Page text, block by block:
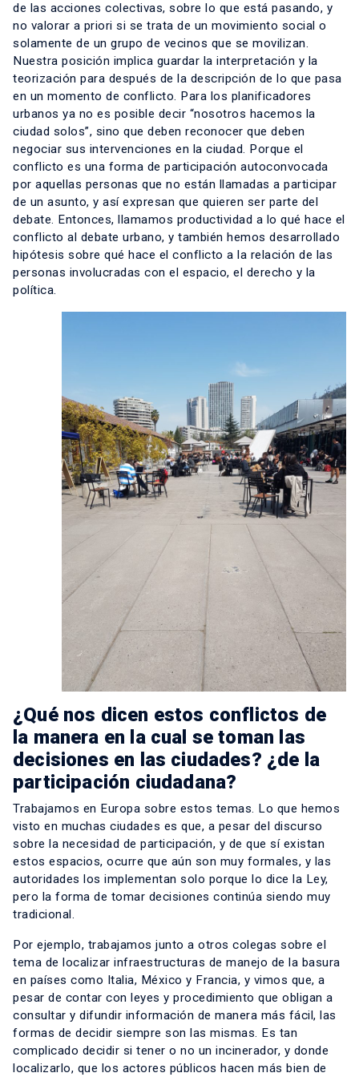
de las acciones colectivas, sobre lo que está pasando, y
no valorar a priori si se trata de un movimiento social o
solamente de un grupo de vecinos que se movilizan.
Nuestra posición implica guardar la interpretación y la
teorización para después de la descripción de lo que pasa
en un momento de conflicto. Para los planificadores
urbanos ya no es posible decir “nosotros hacemos la
ciudad solos”, sino que deben reconocer que deben
negociar sus intervenciones en la ciudad. Porque el
conflicto es una forma de participación autoconvocada
por aquellas personas que no están llamadas a participar
de un asunto, y así expresan que quieren ser parte del
debate. Entonces, llamamos productividad a lo qué hace el
conflicto al debate urbano, y también hemos desarrollado
hipótesis sobre qué hace el conflicto a la relación de las
personas involucradas con el espacio, el derecho y la
política.
¿Qué nos dicen estos conflictos de
la manera en la cual se toman las
decisiones en las ciudades? ¿de la
participación ciudadana?
Trabajamos en Europa sobre estos temas. Lo que hemos
visto en muchas ciudades es que, a pesar del discurso
sobre la necesidad de participación, y de que sí existan
estos espacios, ocurre que aún son muy formales, y las
autoridades los implementan solo porque lo dice la Ley,
pero la forma de tomar decisiones continúa siendo muy
tradicional.
Por ejemplo, trabajamos junto a otros colegas sobre el
tema de localizar infraestructuras de manejo de la basura
en países como Italia, México y Francia, y vimos que, a
pesar de contar con leyes y procedimiento que obligan a
consultar y difundir información de manera más fácil, las
formas de decidir siempre son las mismas. Es tan
complicado decidir si tener o no un incinerador, y donde
localizarlo, que los actores públicos hacen más bien de